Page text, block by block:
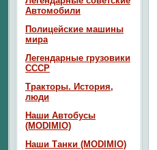
Автомобили
Полицейские машины
мира
Легендарные грузовики
СССР
Тракторы. История,
люди
Наши Автобусы
(MODIMIO)
Наши Танки (MODIMIO)